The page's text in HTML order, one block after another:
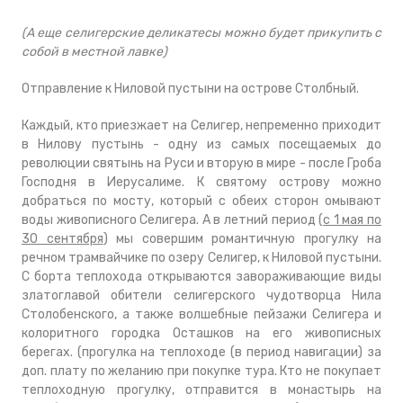
(А еще селигерские деликатесы можно будет прикупить с
собой в местной лавке)
Отправление к Ниловой пустыни на острове Столбный.
Каждый, кто приезжает на Селигер, непременно приходит
в Нилову пустынь - одну из самых посещаемых до
революции святынь на Руси и вторую в мире - после Гроба
Господня в Иерусалиме. К святому острову можно
добраться по мосту, который с обеих сторон омывают
воды живописного Селигера. А в летний период (с 1 мая по
30 сентября) мы совершим романтичную прогулку на
речном трамвайчике по озеру Селигер, к Ниловой пустыни.
С борта теплохода открываются завораживающие виды
златоглавой обители селигерского чудотворца Нила
Столобенского, а также волшебные пейзажи Селигера и
колоритного городка Осташков на его живописных
берегах. (прогулка на теплоходе (в период навигации) за
доп. плату по желанию при покупке тура. Кто не покупает
теплоходную прогулку, отправится в монастырь на